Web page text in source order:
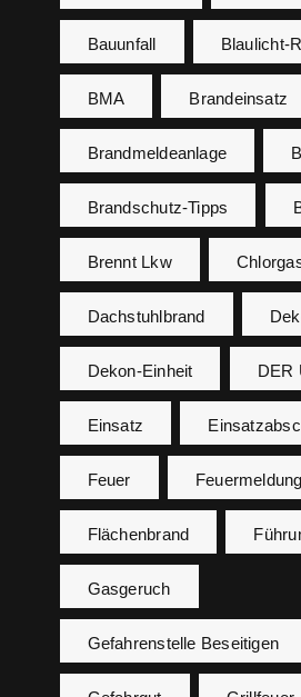
Bauunfall Blaulicht-
BMA Brandeinsatz
Brandmeldeanlage
Brandschutz-Tipps
Brennt Lkw
Dachstuhlbrand
Dekon-Einheit DER
Einsatz
Feuer Feuermeldung
Flächenbrand
Gasgeruch
Gefahrenstelle Beseitigen